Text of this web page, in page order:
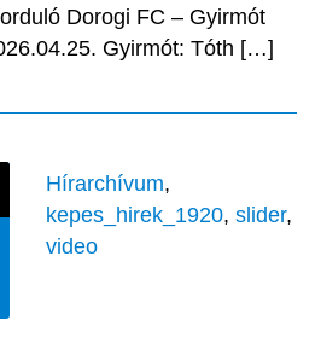
Dorogi FC – Gyirmót
Gyirmót: Tóth […]
Hírarchívum,
kepes_hirek_1920, slider,
video